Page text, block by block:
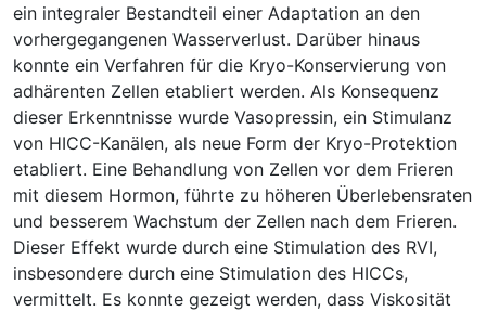
ein integraler Bestandteil einer Adaptation an den
vorhergegangenen Wasserverlust. Darüber hinaus
konnte ein Verfahren für die Kryo-Konservierung von
adhärenten Zellen etabliert werden. Als Konsequenz
dieser Erkenntnisse wurde Vasopressin, ein Stimulanz
von HICC-Kanälen, als neue Form der Kryo-Protektion
etabliert. Eine Behandlung von Zellen vor dem Frieren
mit diesem Hormon, führte zu höheren Überlebensraten
und besserem Wachstum der Zellen nach dem Frieren.
Dieser Effekt wurde durch eine Stimulation des RVI,
insbesondere durch eine Stimulation des HICCs,
vermittelt. Es konnte gezeigt werden, dass Viskosität